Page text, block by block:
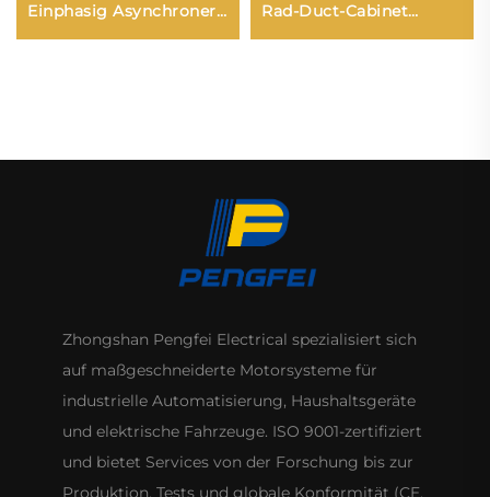
Einphasig Asynchroner
Elektrischer
Rad-Duct-Cabinet
Rückwärts-laufender
Zhongshan Pengfei Electrical spezialisiert sich
auf maßgeschneiderte Motorsysteme für
industrielle Automatisierung, Haushaltsgeräte
und elektrische Fahrzeuge. ISO 9001-zertifiziert
und bietet Services von der Forschung bis zur
Produktion, Tests und globale Konformität (CE,